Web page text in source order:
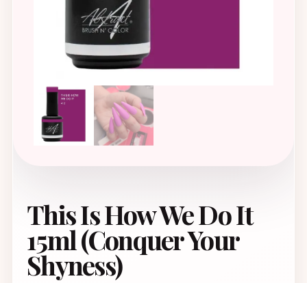
This Is How We Do It
15ml (Conquer Your
Shyness)